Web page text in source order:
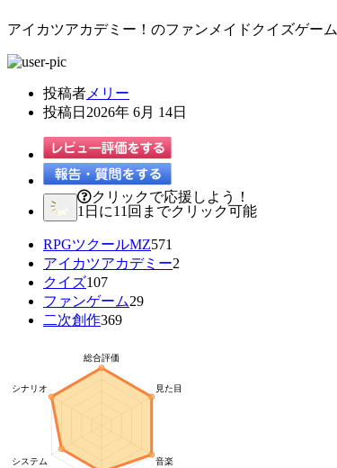
アイカツアカデミー！のファンメイドクイズゲーム
投稿者 メリー
投稿日 2026年 6月 14日
クリックで応援しよう！
1日に11回までクリック可能
RPGツクールMZ571
アイカツアカデミー2
クイズ107
ファンゲーム29
二次創作369